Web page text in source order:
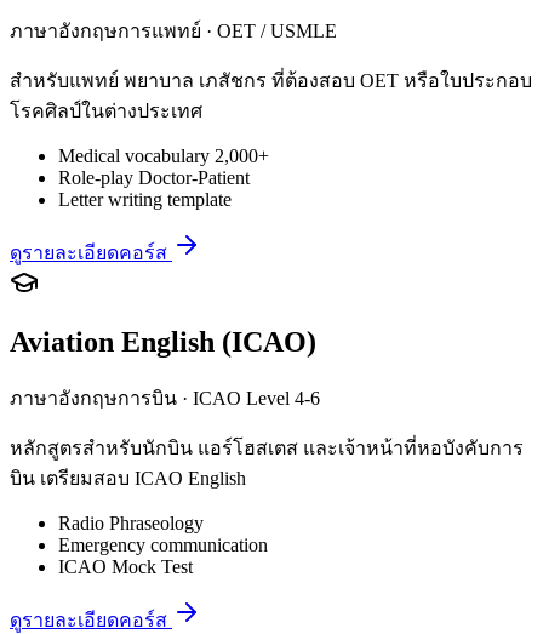
ภาษาอังกฤษการแพทย์ · OET / USMLE
สำหรับแพทย์ พยาบาล เภสัชกร ที่ต้องสอบ OET หรือใบประกอบ
โรคศิลป์ในต่างประเทศ
Medical vocabulary 2,000+
Role-play Doctor-Patient
Letter writing template
ดูรายละเอียดคอร์ส
Aviation English (ICAO)
ภาษาอังกฤษการบิน · ICAO Level 4-6
หลักสูตรสำหรับนักบิน แอร์โฮสเตส และเจ้าหน้าที่หอบังคับการ
บิน เตรียมสอบ ICAO English
Radio Phraseology
Emergency communication
ICAO Mock Test
ดูรายละเอียดคอร์ส